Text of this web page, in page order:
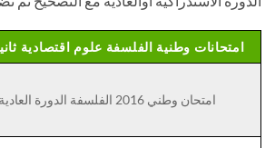
امتحانات وطنية الفلسفة علوم اقتصادية
امتحان وطني 2016 الفلسفة الدورة العادية